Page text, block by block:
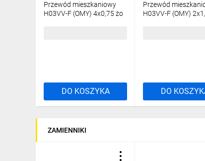
Przewód mieszkaniowy
H03VV-F (OMY) 4x0,75 żo
DO KOSZYKA
Przewód
H03VV-F (OMY)
DO
ZAMIENNIKI